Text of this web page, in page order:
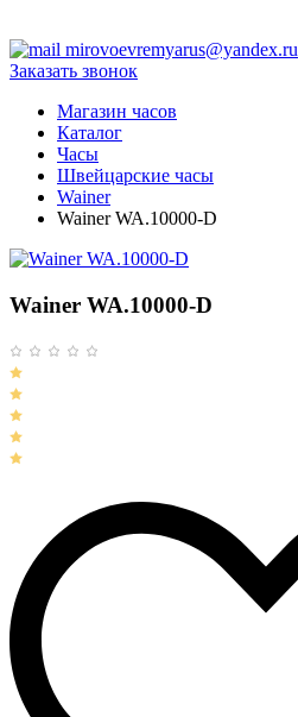
mirovoevremyarus@yandex.ru
Заказать звонок
Магазин часов
Каталог
Часы
Швейцарские часы
Wainer
Wainer WA.10000-D
Wainer WA.10000-D